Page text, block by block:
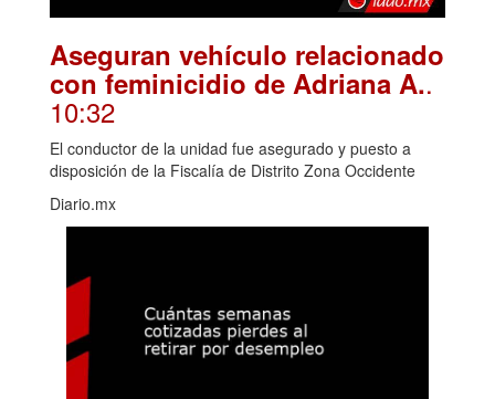
Aseguran vehículo relacionado
con feminicidio de Adriana A..
10:32
El conductor de la unidad fue asegurado y puesto a
disposición de la Fiscalía de Distrito Zona Occidente
Diario.mx